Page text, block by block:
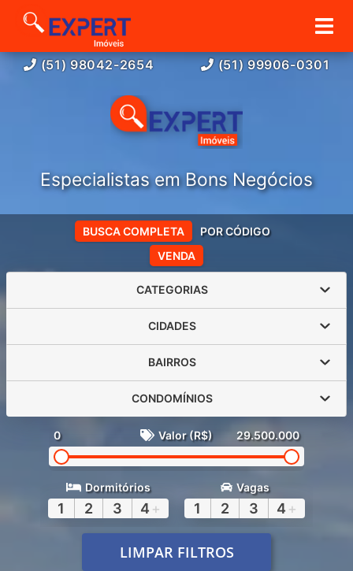
(51) 98042-2654 (51) 99906-0301
Especialistas em Bons Negócios
VENDA
BUSCA COMPLETA POR CÓDIGO
CATEGORIAS
CIDADES
BAIRROS
CONDOMÍNIOS
0 Valor (R$) 29.500.000
Dormitórios
1 2 3 4 +
Vagas
1 2 3 4 +
LIMPAR FILTROS